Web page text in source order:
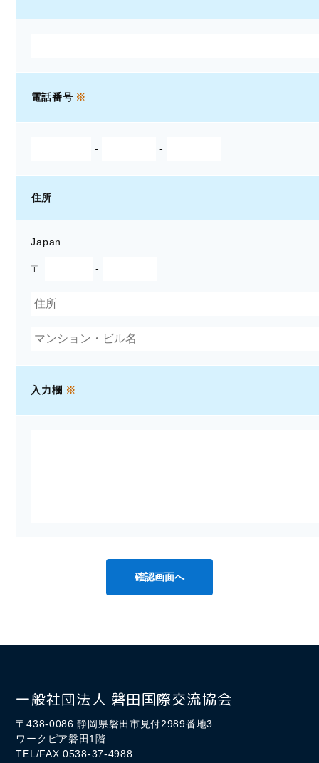
電話番号 ※
- -
住所
Japan
〒 -
入力欄 ※
一般社団法人 磐田国際交流協会
〒438-0086 静岡県磐田市見付2989番地3
ワークピア磐田1階
TEL/FAX 0538-37-4988